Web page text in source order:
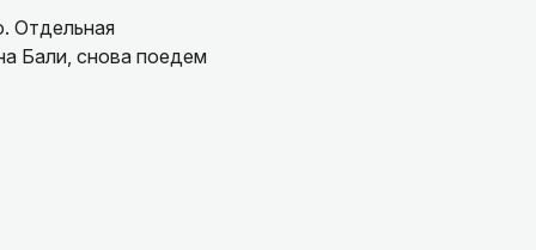
Отдельная
Бали, снова поедем